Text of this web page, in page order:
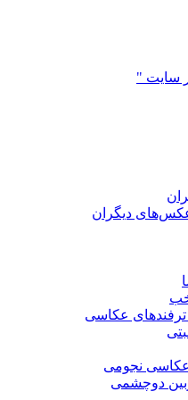
سایت "
دیگران
ترفندهای عکاسی
عکاسی نجومی
دوچشمی